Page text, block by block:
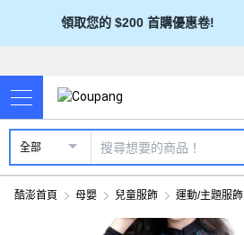
領取您的 $200 首購優惠卷!
全部
酷澎首頁 母嬰 兒童服飾 運動/主題服飾